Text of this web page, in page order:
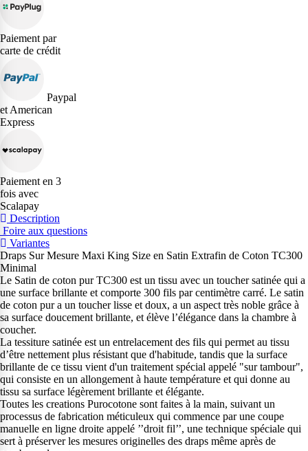
Paiement par
carte de crédit
Paypal
et American
Express
Paiement en 3
fois avec
Scalapay
Description
Foire aux questions
Variantes
Draps Sur Mesure Maxi King Size en Satin Extrafin de Coton TC300
Minimal
Le Satin de coton pur TC300 est un tissu avec un toucher satinée qui a
une surface brillante et comporte 300 fils par centimètre carré. Le satin
de coton pur a un toucher lisse et doux, a un aspect très noble grâce à
sa surface doucement brillante, et élève l’élégance dans la chambre à
coucher.
La tessiture satinée est un entrelacement des fils qui permet au tissu
d’être nettement plus résistant que d'habitude, tandis que la surface
brillante de ce tissu vient d'un traitement spécial appelé "sur tambour",
qui consiste en un allongement à haute température et qui donne au
tissu sa surface légèrement brillante et élégante.
Toutes les creations Purocotone sont faites à la main, suivant un
processus de fabrication méticuleux qui commence par une coupe
manuelle en ligne droite appelé ’’droit fil’’, une technique spéciale qui
sert à préserver les mesures originelles des draps même après de